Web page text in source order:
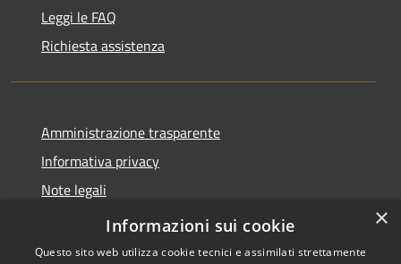
Leggi le FAQ
Richiesta assistenza
Amministrazione trasparente
Informativa privacy
Note legali
Dichiarazione di accessibilità
×
Informazioni sui cookie
Questo sito web utilizza cookie tecnici e assimilati strettamente